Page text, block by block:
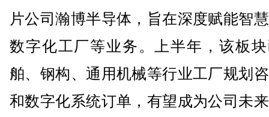
片公司瀚博半导体，旨在深度赋能智
数字化工厂等业务。上半年，该板
舶、钢构、通用机械等行业工厂规划
和数字化系统订单，有望成为公司未